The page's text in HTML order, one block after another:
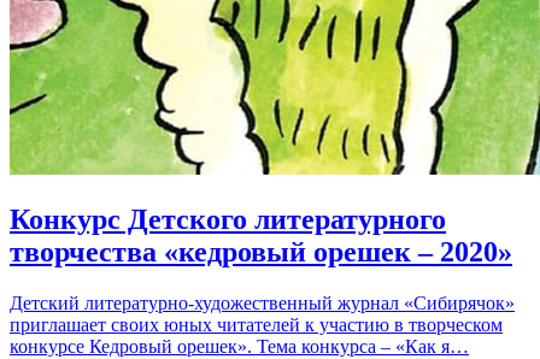
Конкурс Детского литературного
творчества «кедровый орешек – 2020»
Детский литературно-художественный журнал «Сибирячок»
приглашает своих юных читателей к участию в творческом
конкурсе Кедровый орешек». Тема конкурса – «Как я…